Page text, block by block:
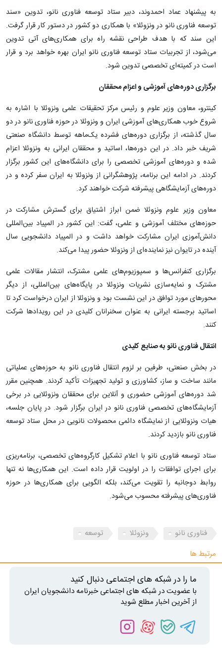
به پیشنهاد عماد احمدوند، دبیر ستاد توسعه فناوری نانو، تدوین «سند
توسعه فناوری نانو در ونزوئلا» با همکاری دو کشور در دستور کار قرار گرفت.
این سند که با هدف طراحی نقشه راه برای همکاری‌های آتی تدوین
می‌شود، از تجربیات ستاد توسعه فناوری نانو ایران بهره خواهد برد و قرار
است در کمیته‌ای تخصصی تدوین شود.
برگزاری دوره‌های آموزشی و اعزام محققان
کینترو، معاون وزیر علوم و رئیس مرکز تحقیقات علمی ونزوئلا با اشاره به
شروع خوب همکاری‌های آموزشی ایران و ونزوئلا در حوزه فناوری نانو در دو
سال گذشته، از برگزاری دوره‌های فشرده یک‌ماهه توسط دانشگاه صنعتی
شریف خبر داد. در این دوره‌ها، اساتید و محققان ایرانی به ونزوئلا اعزام
شده و دوره‌های آموزشی تخصصی را برای دانشگاه‌های این کشور برگزار
کردند. در ادامه این برنامه، پژوهشگرانی از ونزوئلا به ایران سفر کرده و در
دوره‌های آزمایشگاهی پیشرفته شرکت خواهند کرد.
معاون وزیر علوم ونزوئلا ضمن ابراز اشتیاق برای گسترش مشارکت در
حوزه‌های مختلف آموزشی و علمی، گفت: این کشور در المپیاد بین‌المللی
دانش‌آموزی ایران مشارکت خواهد داشت و در المپیاد دانشجویی سال
آینده در تایوان نیز نماینده‌ای از ونزوئلا حضور پیدا می‌کند.
برگزاری کنفرانس‌ها و سمپوزیوم‌های علمی مشترک، انتشار مقالات علمی
مشترک و نمایه‌سازی نشریات ونزوئلا در پایگاه‌های بین‌المللی، از دیگر
محورهای مورد توافق در این نشست بود و ونزوئلا از ایران درخواست کرد تا
اساتید برجسته ایرانی به عنوان سخنرانان کلیدی در این رویدادها شرکت
کنند.
انتقال فناوری نانو به صنایع کلیدی
در بخش صنعتی، طرفین بر لزوم انتقال فناوری نانو به حوزه‌های عملیاتی
مانند ساخت‌ و ساز، کشاورزی و تولید تجهیزات تأکید کردند. همچنین مقرر
شد دوره‌های آموزشی حضوری و آنلاین برای محققان ونزوئلایی در برخی
آزمایشگاه‌های تخصصی فناوری نانو در ایران برگزار شود. در پایان جلسه،
هیات ونزوئلایی از نمایشگاه دائمی محصولات نانویی در محل ستاد توسعه
فناوری نانو بازدید کردند.
ستاد توسعه فناوری نانو با اعلام تشکیل کارگروه‌های تخصصی، برنامه‌ریزی
برای اجرای توافقات را در اولویت قرار داده است. این همکاری‌ها نه تنها
روابط دوجانبه را تقویت می‌کند، بلکه الگویی برای همکاری‌ها در حوزه
فناوری‌های پیشرفته محسوب می‌شود.
فناوری نانو ونزوئلا
توسعه
مرتبط ها
ما را در شبکه های اجتماعی دنبال کنید
با عضویت در شبکه های اجتماعی خبرنامه دانشجویان ایران
از آخرین اخبار مطلع شوید